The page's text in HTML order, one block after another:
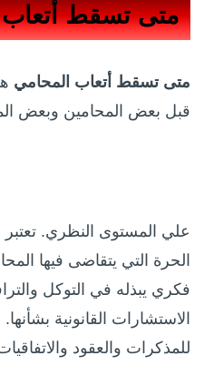
متى تسقط أتعاب
متى تسقط أتعاب المحامي
قبل بعض المحامين وبعض
علي المستوى النظري. تعتبر
الحرة التي يتقاضى فيها
فكري يبذله في التوكل
الاستشارات القانونية بشأنها.
للمذكرات والعقود